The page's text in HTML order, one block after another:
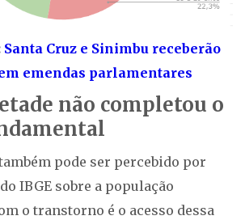
Santa Cruz e Sinimbu receberão
emendas parlamentares
não completou o
pode ser percebido por
IBGE sobre a população
o transtorno é o acesso dessa